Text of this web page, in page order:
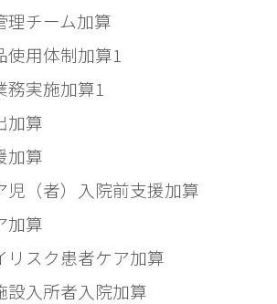
理チーム加算
使用体制加算1
務実施加算1
加算
加算
児（者）入院前支援加算
加算
リスク患者ケア加算
設入所者入院加算